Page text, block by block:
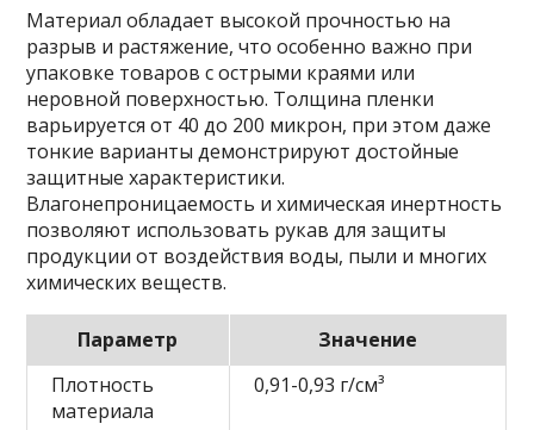
Материал обладает высокой прочностью на
разрыв и растяжение, что особенно важно при
упаковке товаров с острыми краями или
неровной поверхностью. Толщина пленки
варьируется от 40 до 200 микрон, при этом даже
тонкие варианты демонстрируют достойные
защитные характеристики.
Влагонепроницаемость и химическая инертность
позволяют использовать рукав для защиты
продукции от воздействия воды, пыли и многих
химических веществ.
Параметр
Значение
Плотность
материала
0,91-0,93 г/см³